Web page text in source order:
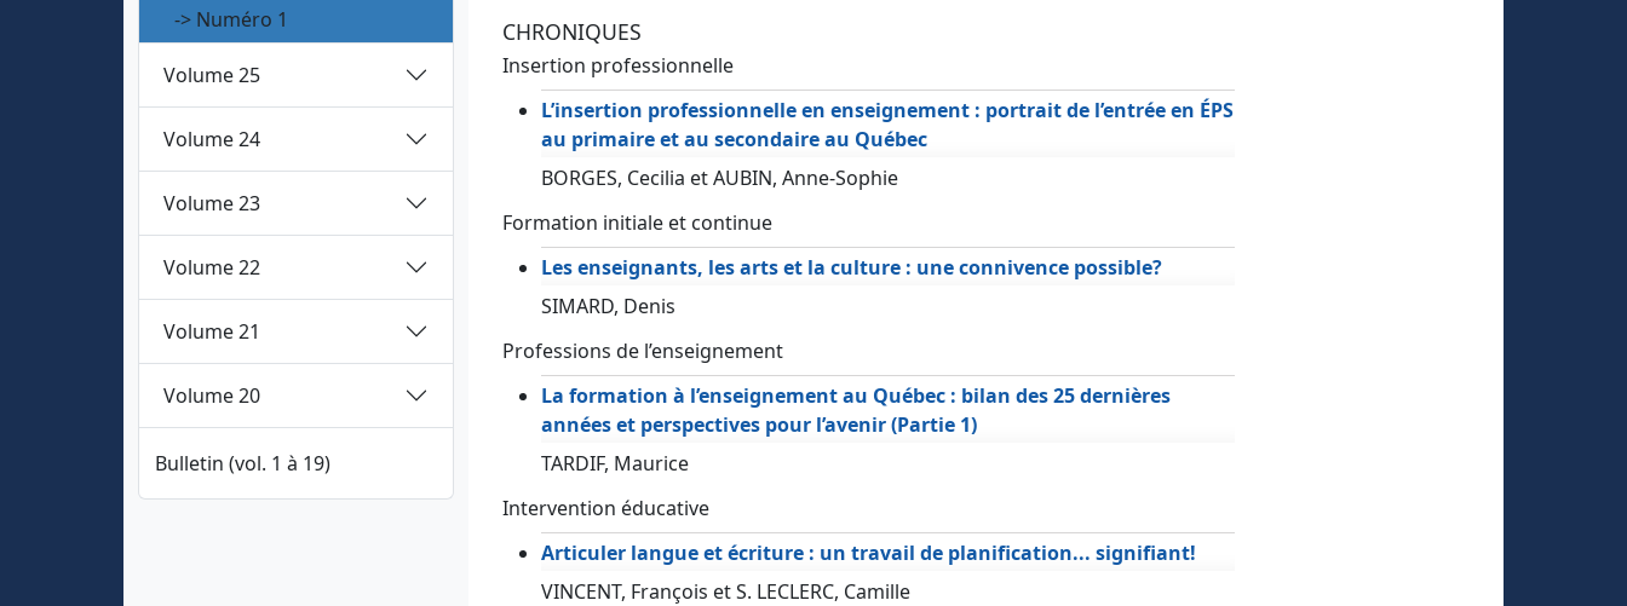
-> Numéro 1
Volume 25
Volume 24
Volume 23
Volume 22
Volume 21
Volume 20
Bulletin (vol. 1 à 19)
CHRONIQUES
Insertion professionnelle
L’insertion professionnelle en enseignement : portrait de l’entrée en ÉPS
au primaire et au secondaire au Québec
BORGES, Cecilia et AUBIN, Anne-Sophie
Formation initiale et continue
Les enseignants, les arts et la culture : une connivence possible?
SIMARD, Denis
Professions de l’enseignement
La formation à l’enseignement au Québec : bilan des 25 dernières
années et perspectives pour l’avenir (Partie 1)
TARDIF, Maurice
Intervention éducative
Articuler langue et écriture : un travail de planification... signifiant!
VINCENT, François et S. LECLERC, Camille